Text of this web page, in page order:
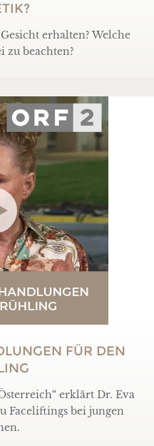
erhalten? Welche
zu beachten?
FÜR DEN
erklärt Dr. Eva
Faceliftings bei jungen
.